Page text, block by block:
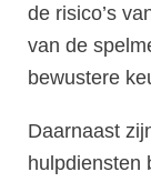
de risico’s
van de
bewustere
Daarnaast
hulpdiensten